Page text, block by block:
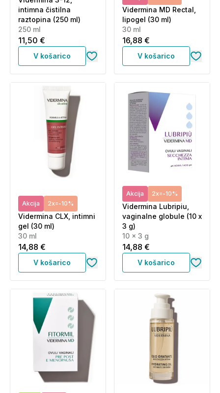
intimna čistilna
raztopina (250 ml)
250 ml
11,50 €
V košarico
Vidermina MD Rectal,
lipogel (30 ml)
30 ml
16,88 €
V košarico
Akcija 2x=-10%
Vidermina CLX, intimni
gel (30 ml)
30 ml
14,88 €
V košarico
Akcija 2x=-10%
Vidermina Lubripiu,
vaginalne globule (10 x
3 g)
10 x 3 g
14,88 €
V košarico